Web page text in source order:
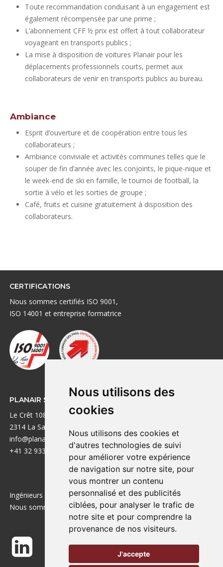
Nous utilisons des
cookies
Nous utilisons des cookies et
d'autres technologies de suivi
pour améliorer votre expérience
de navigation sur notre site, pour
vous montrer un contenu
personnalisé et des publicités
ciblées, pour analyser le trafic de
notre site et pour comprendre la
provenance de nos visiteurs.
J'accepte
Toute recommandation conduisant à un engagement est
également récompensée par une prime ;
L’abonnement CFF ½ prix est offert à tout collaborateur
voyageant en transports publics ;
La mise à disposition de voitures Planair pour les
déplacements professionnels courts, permet aux
collaborateurs de venir en transports publics au bureau.
Ambiance
Esprit d’ouverture et de coopération entre tous les
collaborateurs ;
Ambiance conviviale et activités communes telles que le
souper de fin d’année avec les conjoints, le pique-nique et
le week-end de ski en famille, le tournoi de football, la
sortie à vélo et les sorties de groupe ;
Café, fruits et cuisine gratuitement à disposition des
collaborateurs.
CERTIFICATIONS
Nous sommes certifiés ISO 9001,
ISO 14001 et entreprise formatrice
PLANAIR SA
Le Crêt 108A
2314 La Sagne
info@planair.ch
+41 32 933 88 40
LIENS UTILES
Réalisations
A propos
Emplois
Contact
Ingénieurs de la transition énergétique depuis 1985.
Nous sommes aussi actifs en France !